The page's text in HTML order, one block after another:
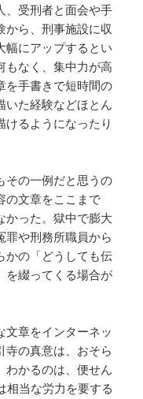
、受刑者と面会や手
から、刑事施設に収
幅にアップするとい
もなく、集中力が高
を手書きで短時間の
いた経験などほとん
けるようになったり
その一例だと思うの
の文章をここまで
かった。獄中で膨大
罪や刑務所職員から
かの「どうしても伝
を綴ってくる場合が
文章をインターネッ
寺の真意は、おそら
わかるのは、便せん
相当な労力を要する